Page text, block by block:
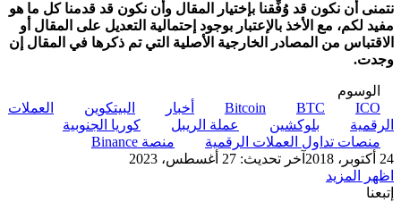
نتمنى أن نكون قد وُفِّقنا بإختيار المقال وأن نكون قد قدمنا كل ما هو
مفيد لكم، مع الأخذ بالإعتبار بوجود إحتمالية التعديل على المقال أو
الاقتباس من المصادر الخارجية الأصلية التي تم ذكرها في المقال إن
وجدت.
الوسوم
Bitcoin
BTC ICO أخبار البيتكوين
العملات
الرقمية
بلوكشين عملة الريبل
كوريا الجنوبية
منصات تداول العملات الرقمية
منصة Binance
24 أكتوبر، 2018
آخر تحديث: 27 أغسطس، 2023
اظهر المزيد
إتبعنا